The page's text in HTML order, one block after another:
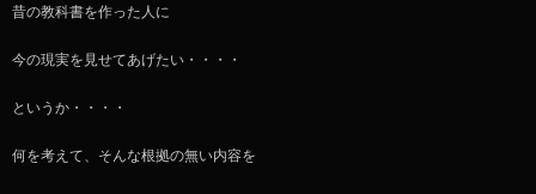
昔の教科書を作った人に
今の現実を見せてあげたい・・・・
というか・・・・
何を考えて、そんな根拠の無い内容を